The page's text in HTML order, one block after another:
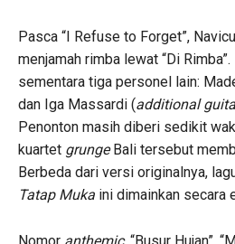
Pasca “I Refuse to Forget”,
menjamah rimba lewat “Di
sementara tiga personel lain:
dan Iga Massardi (additional
Penonton masih diberi sedikit
kuartet grungeBali tersebut
Berbeda dari versi originalnya,
Tatap Muka ini dimainkan secara
Nomor anthemic, “Busur Hujan”,